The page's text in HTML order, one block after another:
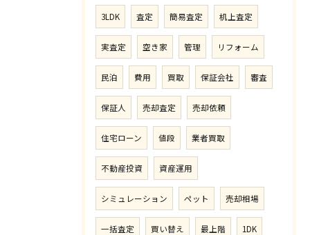
3LDK 査定 簡易査定 机上査定
実査定 空き家 管理 リフォーム
民泊 費用 買取 保証会社 審査
保証人 売却査定 売却依頼
住宅ローン 値段 業者買取
不動産投資 資産運用
シミュレーション ペット 売却相場
一括査定 買い替え 最上階 1DK